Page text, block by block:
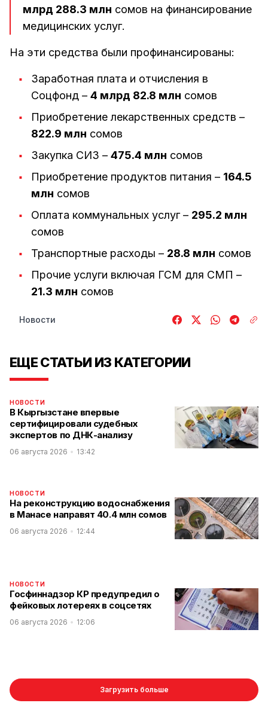
млрд 288.3 млн сомов на финансирование
медицинских услуг.
На эти средства были профинансированы:
Заработная плата и отчисления в
Соцфонд – 4 млрд 82.8 млн сомов
Приобретение лекарственных средств –
822.9 млн сомов
Закупка СИЗ – 475.4 млн сомов
Приобретение продуктов питания – 164.5
млн сомов
Оплата коммунальных услуг – 295.2 млн
сомов
Транспортные расходы – 28.8 млн сомов
Прочие услуги включая ГСМ для СМП –
21.3 млн сомов
Новости
ЕЩЕ СТАТЬИ ИЗ КАТЕГОРИИ
НОВОСТИ
В Кыргызстане впервые
сертифицировали судебных
экспертов по ДНК-анализу
06 августа 2026 13:42
НОВОСТИ
На реконструкцию водоснабжения
в Манасе направят 40.4 млн сомов
06 августа 2026 12:44
НОВОСТИ
Госфиннадзор КР предупредил о
фейковых лотереях в соцсетях
06 августа 2026 12:06
Загрузить больше